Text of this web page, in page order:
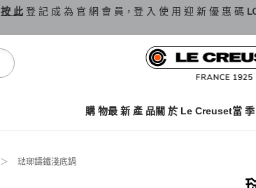
按 此 登 記 成 為 官 網 會 員，登 入 使 用 迎 新 優 惠 碼
購 物最 新 產 品關 於 Le Creuset當
琺瑯鑄鐵淺底鍋